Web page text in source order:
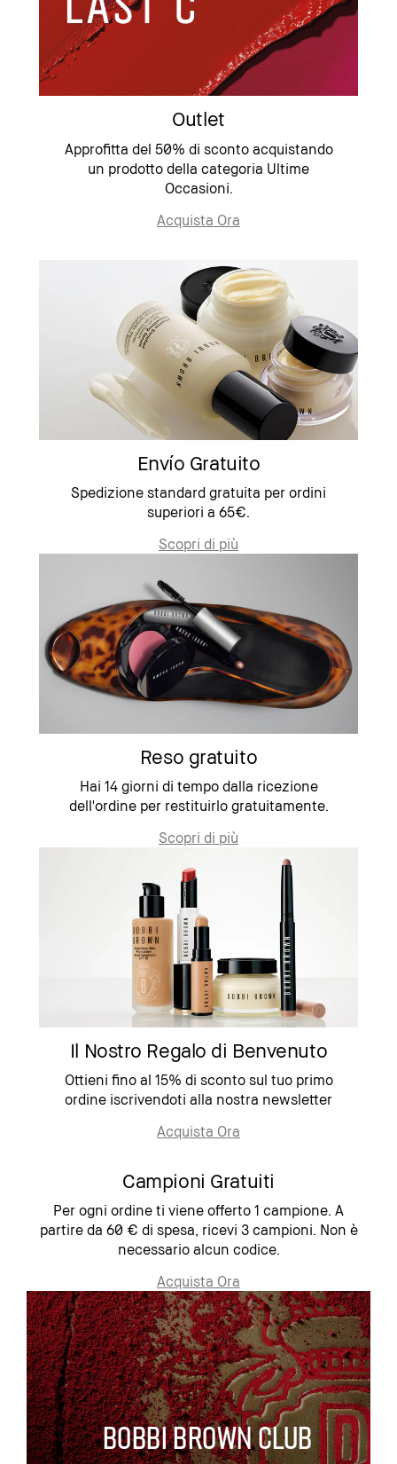
Outlet
Approfitta del 50% di sconto acquistando
un prodotto della categoria Ultime
Occasioni.
Acquista Ora
Envío Gratuito
Spedizione standard gratuita per ordini
superiori a 65€.
Scopri di più
Reso gratuito
Hai 14 giorni di tempo dalla ricezione
dell'ordine per restituirlo gratuitamente.
Scopri di più
Il Nostro Regalo di Benvenuto
Ottieni fino al 15% di sconto sul tuo primo
ordine iscrivendoti alla nostra newsletter
Acquista Ora
Campioni Gratuiti
Per ogni ordine ti viene offerto 1 campione. A
partire da 60 € di spesa, ricevi 3 campioni. Non è
necessario alcun codice.
Acquista Ora
BOBBI BROWN CLUB